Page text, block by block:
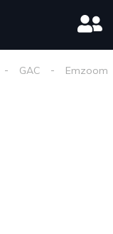
GAC Emzoom